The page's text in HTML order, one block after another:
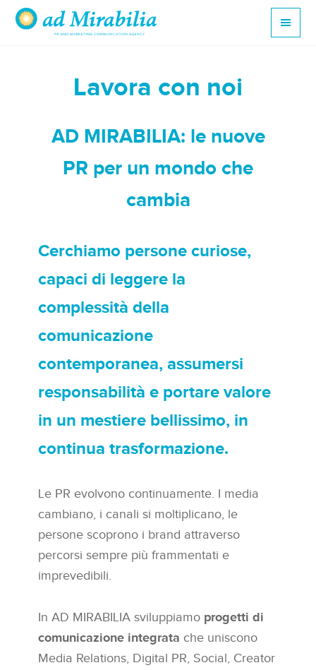
Lavora con noi
AD MIRABILIA: le nuove
PR per un mondo che
cambia
Cerchiamo persone curiose,
capaci di leggere la
complessità della
comunicazione
contemporanea, assumersi
responsabilità e portare valore
in un mestiere bellissimo, in
continua trasformazione.
Le PR evolvono continuamente. I media
cambiano, i canali si moltiplicano, le
persone scoprono i brand attraverso
percorsi sempre più frammentati e
imprevedibili.
In AD MIRABILIA sviluppiamo progetti di
comunicazione integrata che uniscono
Media Relations, Digital PR, Social, Creator